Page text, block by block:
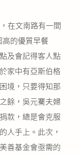
在文南路有一間
高的優質早餐
及會記得客人點
家中有亞斯伯格
境，只要得知那
餘，吳元騫夫婦
款，總是會克服
人手上。此次，
善基金會亟需的